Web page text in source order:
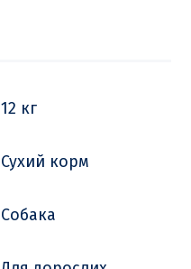
12 кг
Сухий корм
Собака